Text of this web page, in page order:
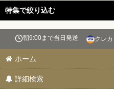
並び順:
特集で絞り込む
スタートデッキ 【ST-31〜36】
ブースターパック 決戦の刻【OP-
特価品
朝9:00まで当日発送 クレカ
ホーム
詳細検索